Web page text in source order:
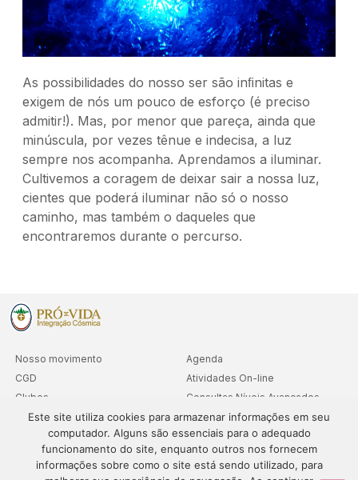
As possibilidades do nosso ser são inﬁnitas e
exigem de nós um pouco de esforço (é preciso
admitir!). Mas, por menor que pareça, ainda que
minúscula, por vezes tênue e indecisa, a luz
sempre nos acompanha. Aprendamos a iluminar.
Cultivemos a coragem de deixar sair a nossa luz,
cientes que poderá iluminar não só o nosso
caminho, mas também o daqueles que
encontraremos durante o percurso.
Nosso movimento
CGD
Clubes
Cooperativa
Departamentos
Sedes
Agenda
Atividades On-line
Consultas Níveis Avançados
Este site utiliza cookies para armazenar informações em seu
computador. Alguns são essenciais para o adequado
funcionamento do site, enquanto outros nos fornecem
informações sobre como o site está sendo utilizado, para